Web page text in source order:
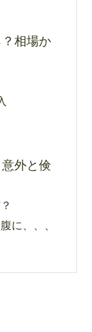
相場か
外と倹
に、、、